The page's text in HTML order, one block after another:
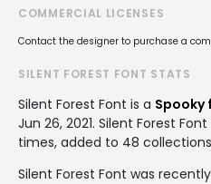
COMMERCIAL LICENSES
Contact the designer to purchase a
SILENT FOREST FONT STATS
Silent Forest Font is a Spooky
Jun 26, 2021. Silent Forest
times, added to 48
Silent Forest Font was